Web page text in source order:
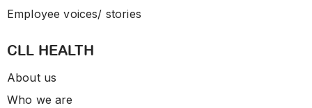
Employee voices/ stories
CLL HEALTH
About us
Who we are